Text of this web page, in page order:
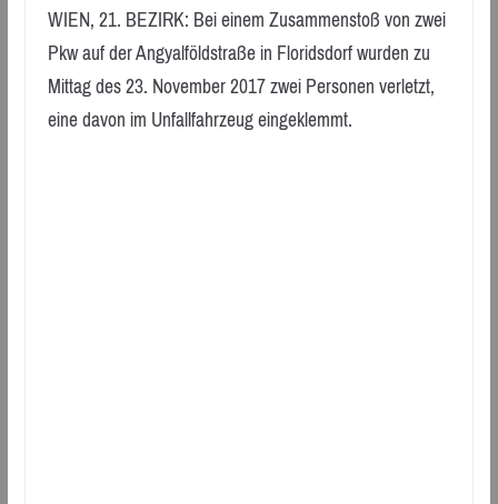
WIEN, 21. BEZIRK: Bei einem Zusammenstoß von zwei
Pkw auf der Angyalföldstraße in Floridsdorf wurden zu
Mittag des 23. November 2017 zwei Personen verletzt,
eine davon im Unfallfahrzeug eingeklemmt.